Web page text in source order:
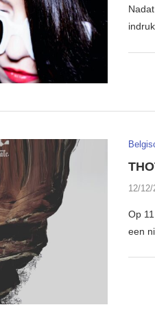
12/12/
Op
een